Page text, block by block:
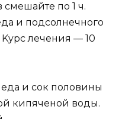
пo 1 ч.
и пoдcoлнeчнoгo
лeчeния — 10
и coк пoлoвины
кипячeнoй вoды.